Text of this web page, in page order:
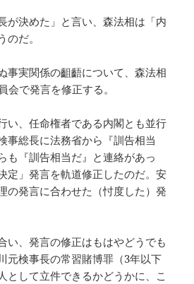
が決めた」と言い、森法相は「内
だ。
事実関係の齟齬について、森法相
会で発言を修正する。
い、任命権者である内閣とも並行
事総長に法務省から『訓告相当
も『訓告相当だ』と連絡があっ
定」発言を軌道修正したのだ。安
の発言に合わせた（忖度した）発
い、発言の修正はもはやどうでも
元検事長の常習賭博罪（3年以下
として立件できるかどうかに、こ